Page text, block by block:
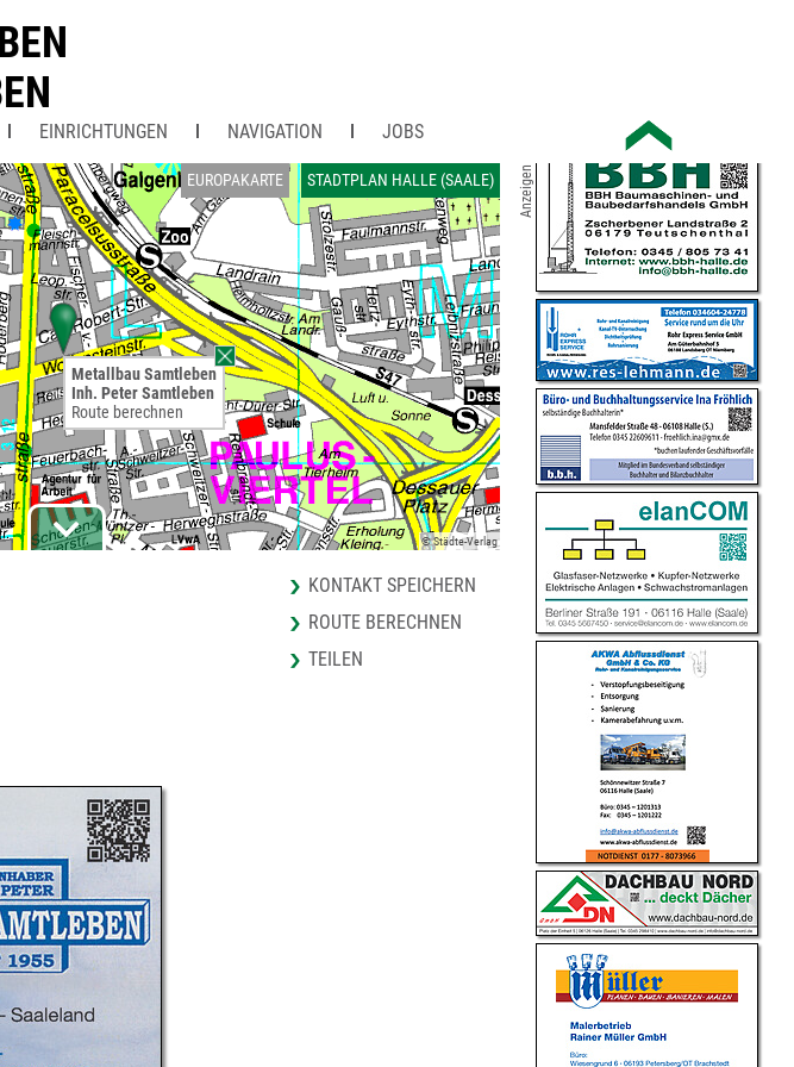
EINRICHTUNGEN NAVIGATION JOBS
EUROPAKARTE STADTPLAN HALLE (SAALE)
© Städte-Verlag
Metallbau Samtleben
Inh. Peter Samtleben
Route berechnen
KONTAKT SPEICHERN
ROUTE BERECHNEN
TEILEN
Anzeigen